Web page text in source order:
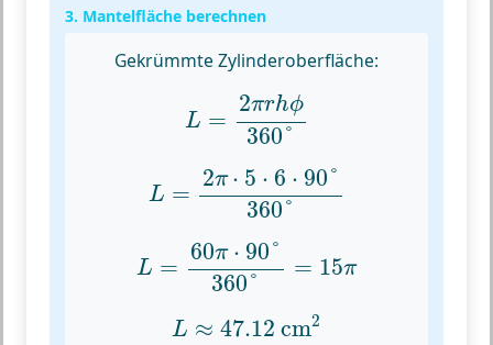
3. Mantelfläche berechnen
Gekrümmte Zylinderoberfläche:
L =
2πrhϕ
360°
rhϕ360
L =
2π ⋅ 5 ⋅ 6 ⋅ 90°
360°
π⋅5⋅ 6⋅ 90° 360°
L =
60π ⋅ 90°
360°
= 15π
π⋅90 °360
L ≈ 47.12 cm2
L 47.12cm 2